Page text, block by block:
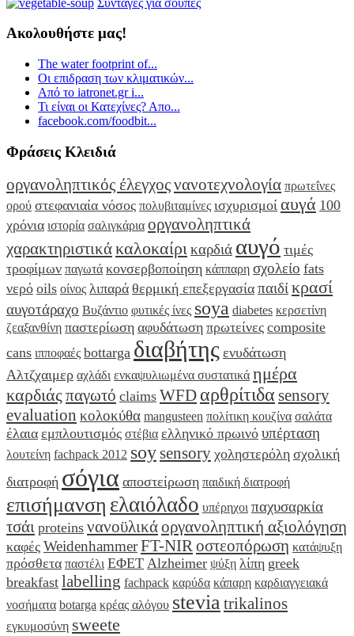
Ακολουθήστε μας!
The water footprint of...
Οι επιδραση των κλιματικών...
Από το iatronet.gr i...
Τι είναι οι Κατεχίνες? Απο...
facebook.com/foodbit...
Φράσεις Κλειδιά
οργανοληπτικός έλεγχοςνανοτεχνολογία πρωτεΐνες
ορού στεφανιαία νόσος πολυβιταμίνες ισχυρισμοί αυγά 100
χρόνια ιστορία σαλιγκάρια οργανοληπτικά
χαρακτηριστικάκαλοκαίρικαρδιά αυγό τιμές
τροφίμων παγωτά κονσερβοποίηση κάππαρη σχολείο fats
νερό oils οίνος λιπαρά θερμική επεξεργασία παιδίκρασί
αυγοτάραχο Βυζάντιο φυτικές ίνες soya diabetes κερσετίνη
ζεαξανθίνη παστερίωση αφυδάτωση πρωτείνες composite
cans ιπποφαές bottarga διαβήτης ενυδάτωση
Αλτζχαιμερ αχλάδι ενκαψυλιωμένα συστατικά ημέρα
καρδιάς παγωτό claims WFD αρθρίτιδα sensory
evaluation κολοκύθα mangusteen πολίτικη κουζίνα σαλάτα
έλαια εμπλουτισμός στέβια ελληνικό πρωινό υπέρταση
λουτείνη fachpack 2012 soysensory χοληστερόλη σχολική
διατροφή σόγια αποστείρωση παιδική διατροφή
επισήμανση ελαιόλαδο υπέρηχοι παχυσαρκία
τσάι proteins νανοϋλικάοργανοληπτική αξιολόγηση
καφές WeidenhammerFT-NIR οστεοπόρωση κατάψυξη
πρόσθετα παστέλι ΕΦΕΤ Alzheimer ψύξη λίπη greek
breakfast labelling fachpack καρύδα κάπαρη καρδιαγγειακά
νοσήματα botarga κρέας αλόγου stevia trikalinos
εγκυμοσύνη sweete